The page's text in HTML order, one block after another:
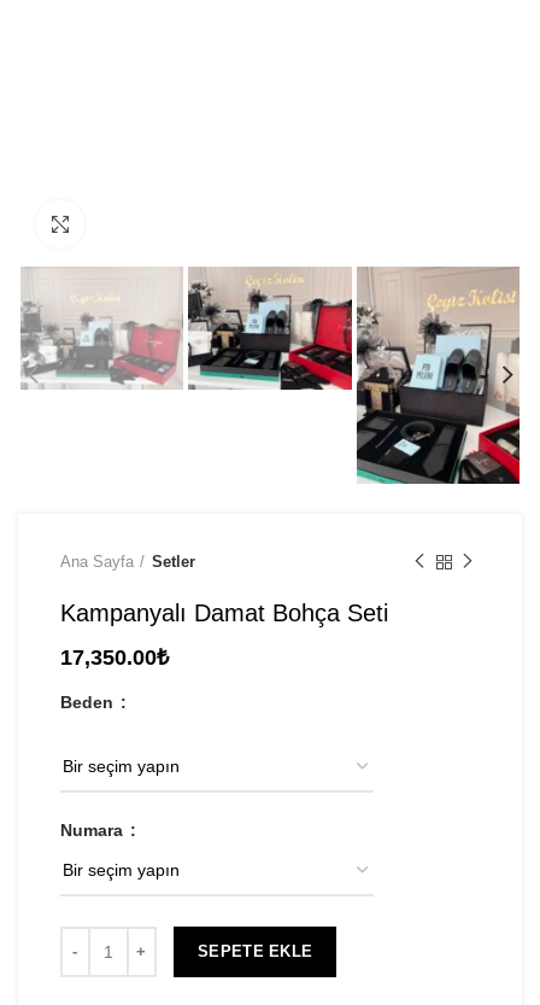
Ana Sayfa Setler
Kampanyalı Damat Bohça Seti
17,350.00₺
Beden
Numara
SEPETE EKLE